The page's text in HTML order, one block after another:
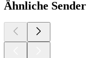
Ähnliche Sender